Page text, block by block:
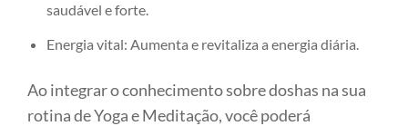
saudável e forte.
Energia vital: Aumenta e revitaliza a energia diária.
Ao integrar o conhecimento sobre doshas na sua
rotina de Yoga e Meditação, você poderá